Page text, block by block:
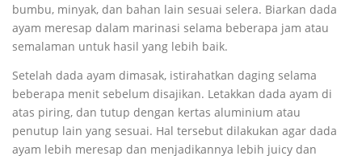
bumbu, minyak, dan bahan lain sesuai selera. Biarkan dada
ayam meresap dalam marinasi selama beberapa jam atau
semalaman untuk hasil yang lebih baik.
Setelah dada ayam dimasak, istirahatkan daging selama
beberapa menit sebelum disajikan. Letakkan dada ayam di
atas piring, dan tutup dengan kertas aluminium atau
penutup lain yang sesuai. Hal tersebut dilakukan agar dada
ayam lebih meresap dan menjadikannya lebih juicy dan